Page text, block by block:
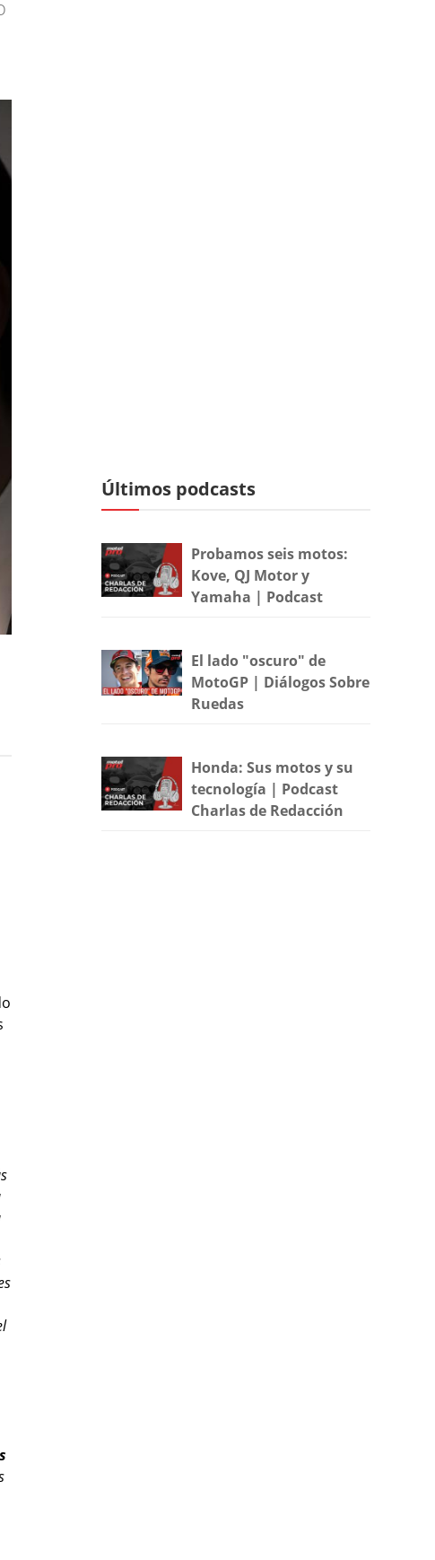
Últimos podcasts
Probamos seis motos:
Kove, QJ Motor y
Yamaha | Podcast
El lado "oscuro" de
MotoGP | Diálogos Sobre
Ruedas
Honda: Sus motos y su
tecnología | Podcast
Charlas de Redacción